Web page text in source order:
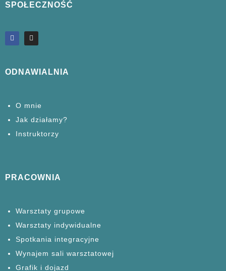
SPOŁECZNOŚĆ
ODNAWIALNIA
O mnie
Jak działamy?
Instruktorzy
PRACOWNIA
Warsztaty grupowe
Warsztaty indywidualne
Spotkania integracyjne
Wynajem sali warsztatowej
Grafik i dojazd